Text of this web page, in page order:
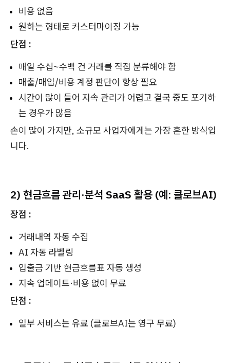
비용 없음
원하는 형태로 커스터마이징 가능
단점 :
매일 수십~수백 건 거래를 직접 분류해야 함
매출/매입/비용 계정 판단이 항상 필요
시간이 많이 들어 지속 관리가 어렵고 결국 중도 포기하
는 경우가 많음
손이 많이 가지만, 소규모 사업자에게는 가장 흔한 방식입
니다.
2) 현금흐름 관리·분석 SaaS 활용 (예: 클로브AI)
장점 :
거래내역 자동 수집
AI 자동 라벨링
입출금 기반 현금흐름표 자동 생성
지속 업데이트·비용 없이 무료
단점 :
일부 서비스는 유료 (클로브AI는 영구 무료)